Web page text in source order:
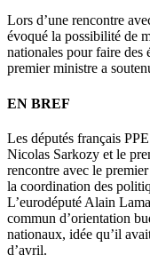
Lors d’une rencontre
évoqué la possibilité de
nationales pour faire des
premier ministre a
EN BREF
Les députés français
Nicolas Sarkozy et le
rencontre avec le
la coordination des
L’eurodéputé Alain
commun d’orientation
nationaux, idée qu’il
d’avril.